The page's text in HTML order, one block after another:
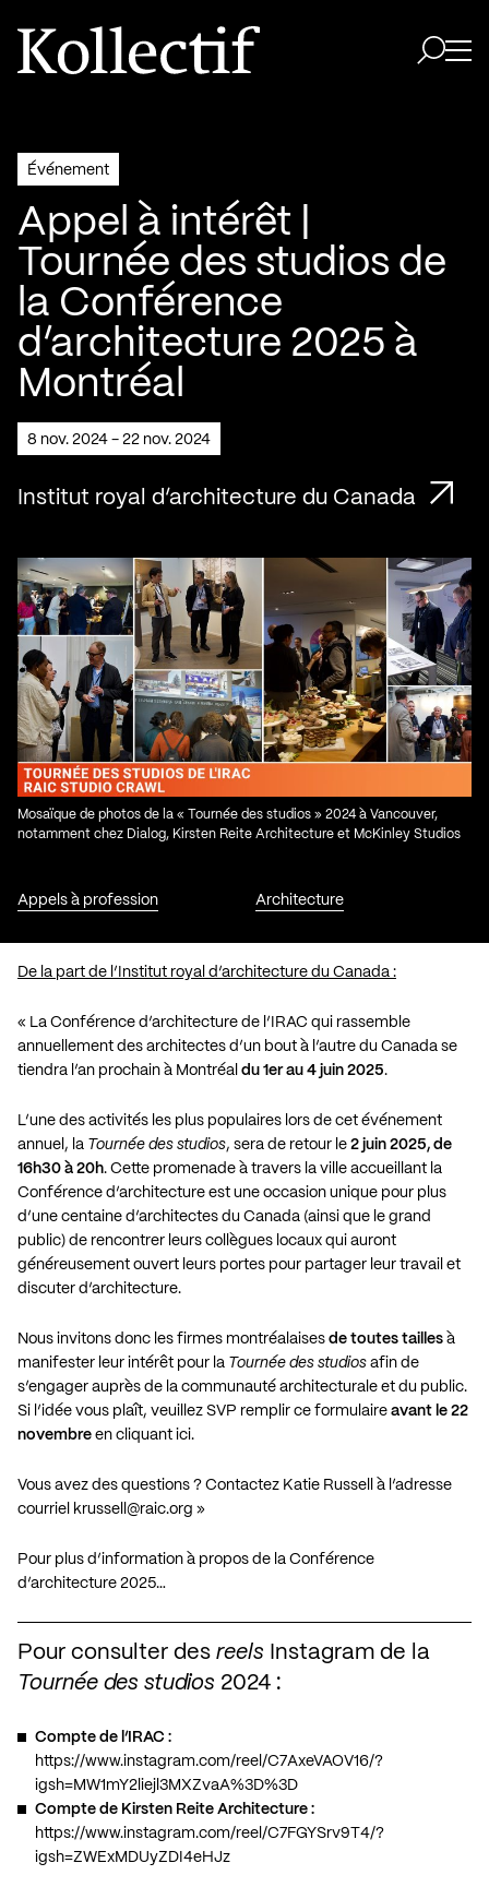
Aller à la page d'accueil
Logo Kollectif
Événement
Appel à intérêt |
Tournée des studios de
la Conférence
d’architecture 2025 à
Montréal
8 nov. 2024 - 22 nov. 2024
Institut royal d’architecture du Canada
Appels à profession Architecture
Mosaïque de photos de la « Tournée des studios » 2024 à Vancouver,
notamment chez Dialog, Kirsten Reite Architecture et McKinley Studios
De la part de l’Institut royal d’architecture du Canada :
« La Conférence d’architecture de l’IRAC qui rassemble
annuellement des architectes d’un bout à l’autre du Canada se
tiendra l’an prochain à Montréal du 1er au 4 juin 2025.
L’une des activités les plus populaires lors de cet événement
annuel, la Tournée des studios, sera de retour le 2 juin 2025, de
16h30 à 20h. Cette promenade à travers la ville accueillant la
Conférence d’architecture est une occasion unique pour plus
d’une centaine d’architectes du Canada (ainsi que le grand
public) de rencontrer leurs collègues locaux qui auront
généreusement ouvert leurs portes pour partager leur travail et
discuter d’architecture.
Nous invitons donc les firmes montréalaises de toutes tailles à
manifester leur intérêt pour la Tournée des studios afin de
s’engager auprès de la communauté architecturale et du public.
Si l’idée vous plaît, veuillez SVP remplir ce formulaire avant le 22
novembre en cliquant ici.
Vous avez des questions ? Contactez Katie Russell à l’adresse
courriel krussell@raic.org »
Pour plus d’information à propos de la Conférence
d’architecture 2025…
Pour consulter des reels Instagram de la
Tournée des studios 2024 :
Compte de l’IRAC :
https://www.instagram.com/reel/C7AxeVAOV16/?
igsh=MW1mY2liejl3MXZvaA%3D%3D
Compte de Kirsten Reite Architecture :
https://www.instagram.com/reel/C7FGYSrv9T4/?
igsh=ZWExMDUyZDI4eHJz